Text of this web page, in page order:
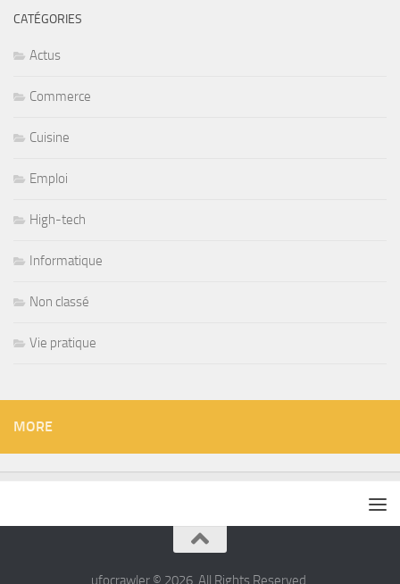
CATÉGORIES
Actus
Commerce
Cuisine
Emploi
High-tech
Informatique
Non classé
Vie pratique
MORE
ufocrawler © 2026. All Rights Reserved.